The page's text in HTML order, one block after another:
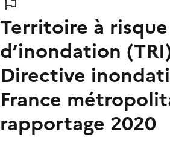
Territoire à risque
d’inondation
Directive
France
rapportage 2020